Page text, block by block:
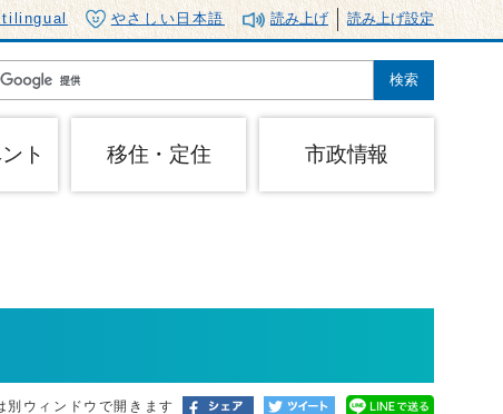
やさしい日本語 読み上げ 読み上げ設定
ト 移住・定住 市政情報
別ウィンドウで開きます